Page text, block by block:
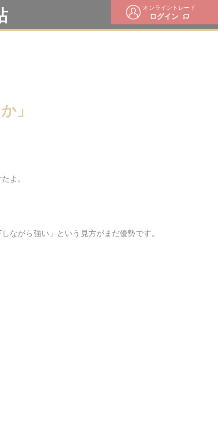
オンライントレード
ログイン
」
よ。
ながら強い」という見方がまだ優勢です。